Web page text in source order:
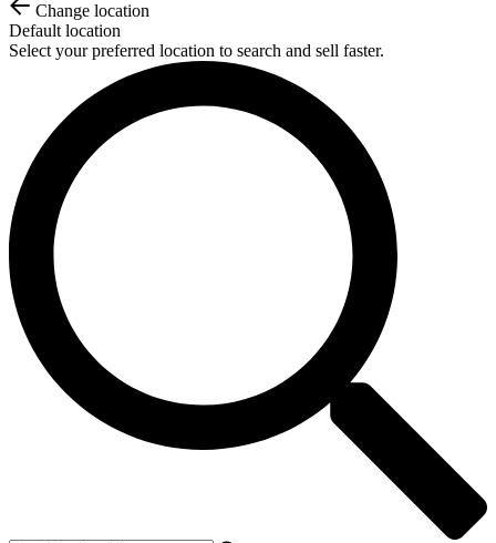
Change location
Default location
Select your preferred location to search and sell faster.